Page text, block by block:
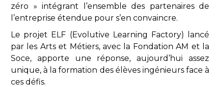
zéro » intégrant l’ensemble des partenaires de
l’entreprise étendue pour s’en convaincre.
Le projet ELF (Evolutive Learning Factory) lancé
par les Arts et Métiers, avec la Fondation AM et la
Soce, apporte une réponse, aujourd’hui assez
unique, à la formation des élèves ingénieurs face à
ces défis.